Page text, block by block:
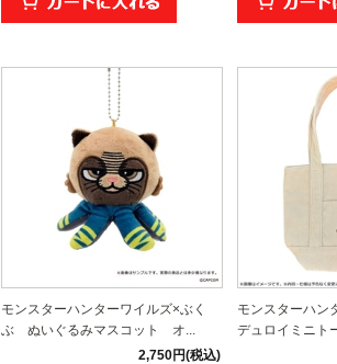
モンスターハンターワイルズ×ぶく
ぶ ぬいぐるみマスコット オ...
2,750円(税込)
モンスターハン
デュロイミニト